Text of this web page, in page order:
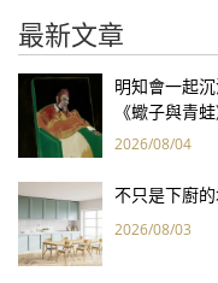
最新文章
明知會一起
《蠍子與青
2026/08/04
不只是下廚
2026/08/03